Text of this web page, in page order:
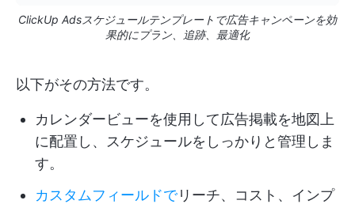
ClickUp Adsスケジュールテンプレートで広告キャンペーンを効
果的にプラン、追跡、最適化
以下がその方法です。
カレンダービューを使用して広告掲載を地図上
に配置し、スケジュールをしっかりと管理しま
す。
カスタムフィールドでリーチ、コスト、インプ